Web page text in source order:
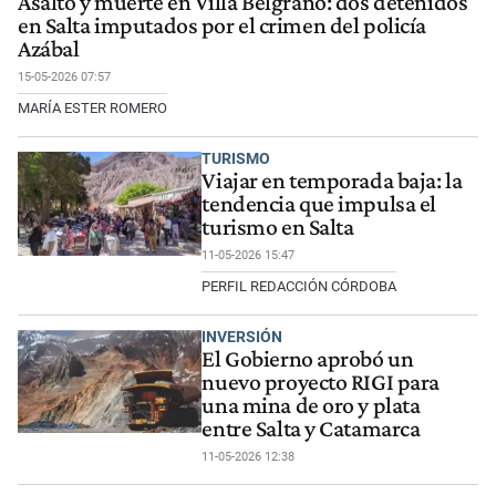
en Salta imputados por el crimen del policía
Azábal
15-05-2026 07:57
MARÍA ESTER ROMERO
TURISMO
Viajar en temporada baja: la
tendencia que impulsa el
turismo en Salta
11-05-2026 15:47
PERFIL REDACCIÓN CÓRDOBA
INVERSIÓN
El Gobierno aprobó un
nuevo proyecto RIGI para
una mina de oro y plata
entre Salta y Catamarca
11-05-2026 12:38